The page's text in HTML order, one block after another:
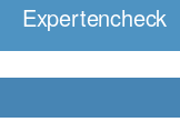
Expertencheck